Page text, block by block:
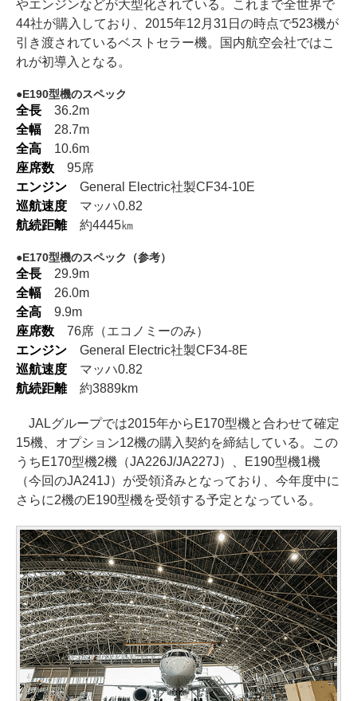
やエンジンなどが大型化されている。これまで全世界で
44社が購入しており、2015年12月31日の時点で523機が
引き渡されているベストセラー機。国内航空会社ではこ
れが初導入となる。
E190型機のスペック
全長36.2m
全幅28.7m
全高10.6m
座席数95席
エンジンGeneral Electric社製CF34-10E
巡航速度マッハ0.82
航続距離約4445㎞
E170型機のスペック（参考）
全長29.9m
全幅26.0m
全高9.9m
座席数76席（エコノミーのみ）
エンジンGeneral Electric社製CF34-8E
巡航速度マッハ0.82
航続距離約3889km
JALグループでは2015年からE170型機と合わせて確定
15機、オプション12機の購入契約を締結している。この
うちE170型機2機（JA226J/JA227J）、E190型機1機
（今回のJA241J）が受領済みとなっており、今年度中に
さらに2機のE190型機を受領する予定となっている。